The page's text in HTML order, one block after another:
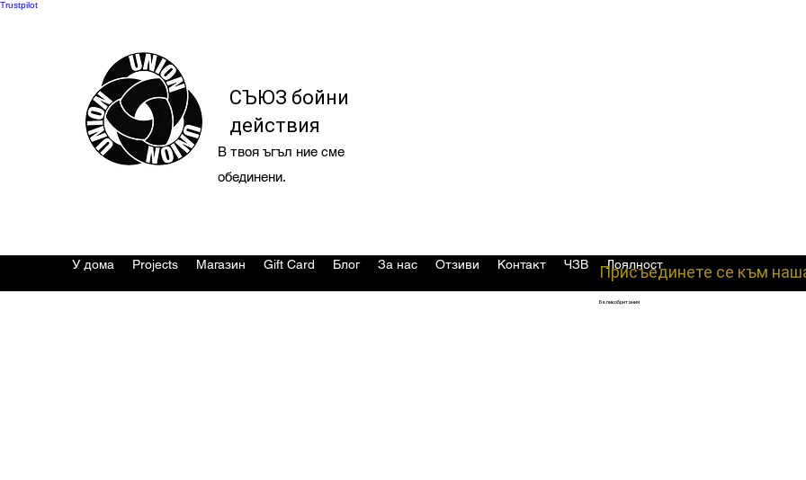
Trustpilot
СЪЮЗ бойни
действия
В твоя ъгъл ние сме
обединени.
У дома Projects Магазин Gift Card Блог За нас Отзиви Контакт ЧЗВ Лоялност
Присъединете се към
Великобритания